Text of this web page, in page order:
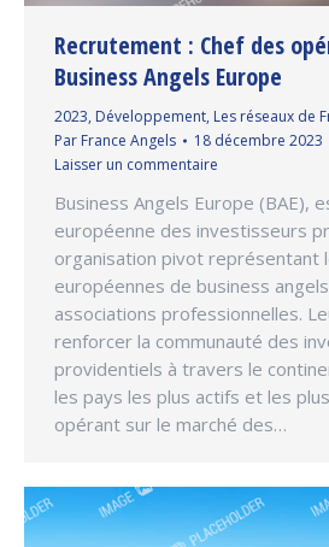
Recrutement : Chef des
Business Angels Europe
2023, Développement, Les réseaux de
Par France Angels
18 décembre 2023
Laisser un commentaire
Business Angels Europe (BAE),
européenne des investisseurs
organisation pivot représentant
européennes de business
associations professionnelles.
renforcer la communauté des
providentiels à travers le
les pays les plus actifs et les
opérant sur le marché des…